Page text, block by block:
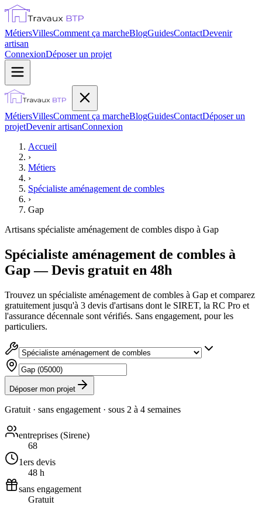
MétiersVillesComment ça marcheBlogGuidesContactDevenir
artisan
ConnexionDéposer un projet
MétiersVillesComment ça marcheBlogGuidesContactDéposer un
projetDevenir artisanConnexion
Accueil
›
Métiers
›
Spécialiste aménagement de combles
›
Gap
Artisans spécialiste aménagement de combles dispo à Gap
Spécialiste aménagement de combles à
Gap — Devis gratuit en 48h
Trouvez un spécialiste aménagement de combles à Gap et comparez
gratuitement jusqu'à 3 devis d'artisans dont le SIRET, la RC Pro et
l'assurance décennale sont vérifiés. Sans engagement, pour les
particuliers.
Déposer mon projet
Gratuit · sans engagement · sous 2 à 4 semaines
entreprises (Sirene)
68
1ers devis
48 h
sans engagement
Gratuit